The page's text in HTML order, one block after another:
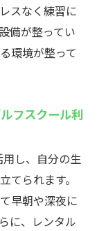
と安心感
ァーの体験
も広がる
練習場の特
インドアゴ
スなく練習に
備が整ってい
環境が整って
フスクール利
用し、自分の生
てられます。
早朝や深夜に
に、レンタル